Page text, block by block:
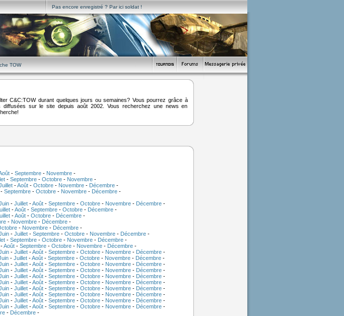
Pas encore enregistré ? Par ici soldat !
TOW
C&C:TOW durant quelques jours ou semaines? Vous pourrez grâce à
sur le site depuis août 2002. Vous recherchez une news en
- Septembre- Novembre-
- Septembre- Octobre- Novembre-
-Août- Octobre- Novembre- Décembre-
Septembre- Octobre- Novembre- Décembre-
- Juillet-Août- Septembre- Octobre- Novembre- Décembre-
-Août- Septembre- Octobre- Décembre-
-Août- Octobre- Décembre-
- Novembre- Décembre-
- Novembre- Décembre-
- Juillet- Septembre- Octobre- Novembre- Décembre-
- Septembre- Octobre- Novembre- Décembre-
Août- Septembre- Octobre- Novembre- Décembre-
- Juillet-Août- Septembre- Octobre- Novembre- Décembre-
- Juillet-Août- Septembre- Octobre- Novembre- Décembre-
- Juillet-Août- Septembre- Octobre- Novembre- Décembre-
- Juillet-Août- Septembre- Octobre- Novembre- Décembre-
- Juillet-Août- Septembre- Octobre- Novembre- Décembre-
- Juillet-Août- Septembre- Octobre- Novembre- Décembre-
- Juillet-Août- Septembre- Octobre- Novembre- Décembre-
- Juillet-Août- Septembre- Octobre- Novembre- Décembre-
- Juillet-Août- Septembre- Octobre- Novembre- Décembre-
- Juillet-Août- Septembre- Octobre- Novembre- Décembre-
- Décembre-